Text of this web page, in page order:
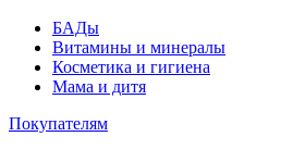
БАДы
Витамины и минералы
Косметика и гигиена
Мама и дитя
Покупателям